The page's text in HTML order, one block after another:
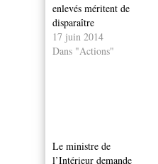
enlevés méritent de
disparaître
17 juin 2014
Dans "Actions"
Le ministre de
l’Intérieur demande